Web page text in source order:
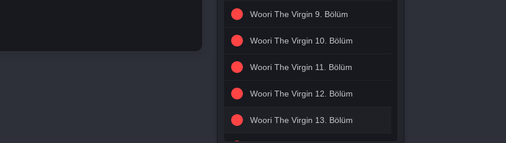
Woori The Virgin 9. Bölüm
Woori The Virgin 10. Bölüm
Woori The Virgin 11. Bölüm
Woori The Virgin 12. Bölüm
Woori The Virgin 13. Bölüm